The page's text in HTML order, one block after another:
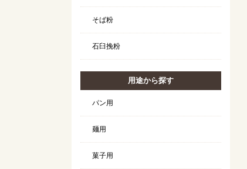
そば粉
石臼挽粉
用途から探す
パン用
麺用
菓子用